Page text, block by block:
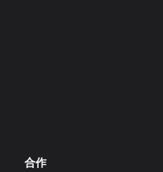
合作